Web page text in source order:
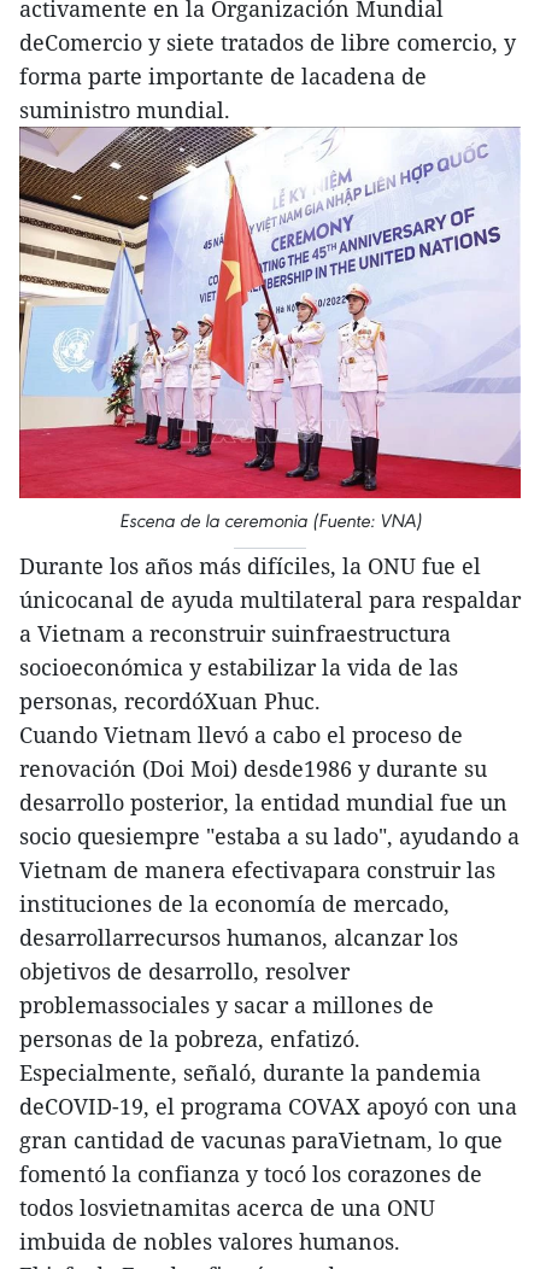
activamente en la Organización Mundial
deComercio y siete tratados de libre comercio, y
forma parte importante de lacadena de
suministro mundial.
Escena de la ceremonia (Fuente: VNA)
Durante los años más difíciles, la ONU fue el
únicocanal de ayuda multilateral para respaldar
a Vietnam a reconstruir suinfraestructura
socioeconómica y estabilizar la vida de las
personas, recordóXuan Phuc.
Cuando Vietnam llevó a cabo el proceso de
renovación (Doi Moi) desde1986 y durante su
desarrollo posterior, la entidad mundial fue un
socio quesiempre "estaba a su lado", ayudando a
Vietnam de manera efectivapara construir las
instituciones de la economía de mercado,
desarrollarrecursos humanos, alcanzar los
objetivos de desarrollo, resolver
problemassociales y sacar a millones de
personas de la pobreza, enfatizó.
Especialmente, señaló, durante la pandemia
deCOVID-19, el programa COVAX apoyó con una
gran cantidad de vacunas paraVietnam, lo que
fomentó la confianza y tocó los corazones de
todos losvietnamitas acerca de una ONU
imbuida de nobles valores humanos.